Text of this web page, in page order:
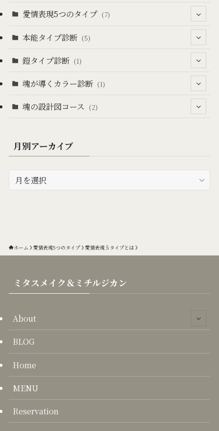
愛情表現5つのタイプ (7)
本能タイプ診断 (5)
(1)
(4)
(2)
鎧タイプ診断 (1)
(1)
魂が導くカラー診断 (1)
魂の設計図コース (2)
月別アーカイブ
別
ブホーム 愛情表現5つのタイプ 愛情表現５タイプとは
ミタスメイク＆ミチルジカン
About
BLOG
Home
MENU
Reservation